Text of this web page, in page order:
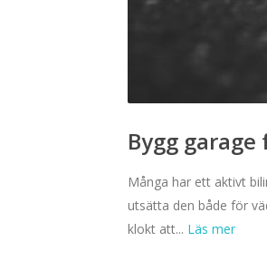
Bygg
Många har ett aktivt
utsätta den både för
klokt att...